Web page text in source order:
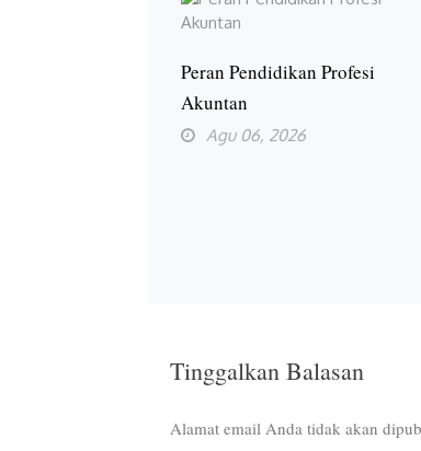
Peran Pendidikan Profesi
Akuntan
Agu 06, 2026
Tinggalkan Balasan
Alamat email Anda tidak akan